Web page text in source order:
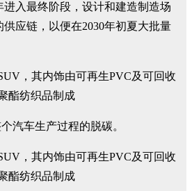
进入最终阶段，设计和建造制造场
应链，以便在2030年初夏大批量
汽车生产过程的脱碳。